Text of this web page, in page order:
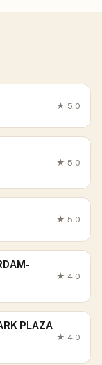
★ 5.0
★ 5.0
★ 5.0
★ 4.0
PLAZA
★ 4.0